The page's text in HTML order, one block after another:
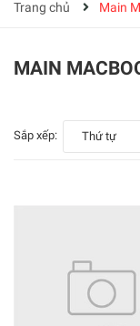
Trang chủ Main
MAIN
Sắp xếp: Thứ tự